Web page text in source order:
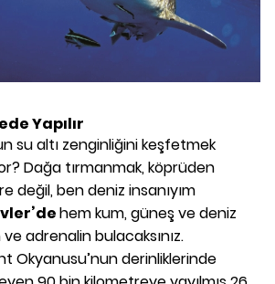
Yapılır
su altı zenginliğini keşfetmek
Dağa tırmanmak, köprüden
değil, ben deniz insanıyım
hem kum, güneş ve deniz
adrenalin bulacaksınız.
Okyanusu’nun derinliklerinde